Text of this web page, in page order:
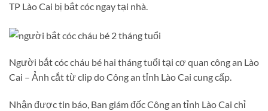
TP Lào Cai bị bắt cóc ngay tại nhà.
Người bắt cóc cháu bé hai tháng tuổi tại cơ quan công an Lào
Cai – Ảnh cắt từ clip do Công an tỉnh Lào Cai cung cấp.
Nhận được tin báo, Ban giám đốc Công an tỉnh Lào Cai chỉ